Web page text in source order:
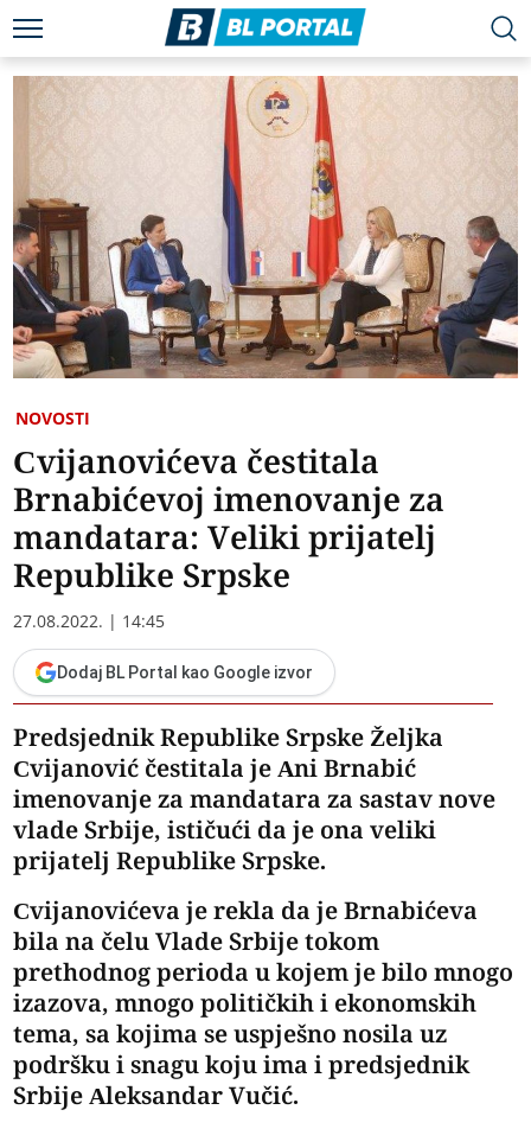
NOVOSTI
Cvijanovićeva čestitala
Brnabićevoj imenovanje za
mandatara: Veliki prijatelj
Republike Srpske
27.08.2022. | 14:45
Dodaj BL Portal kao Google izvor
Predsjednik Republike Srpske Željka
Cvijanović čestitala je Ani Brnabić
imenovanje za mandatara za sastav nove
vlade Srbije, ističući da je ona veliki
prijatelj Republike Srpske.
Cvijanovićeva je rekla da je Brnabićeva
bila na čelu Vlade Srbije tokom
prethodnog perioda u kojem je bilo mnogo
izazova, mnogo političkih i ekonomskih
tema, sa kojima se uspješno nosila uz
podršku i snagu koju ima i predsjednik
Srbije Aleksandar Vučić.